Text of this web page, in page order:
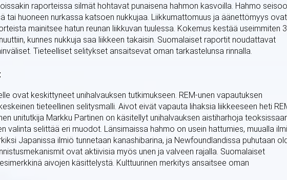
raporteissa silmät hohtavat punaisena hahmon kasvoilla. Hahmo seisoo
tai huoneen nurkassa katsoen nukkujaa. Liikkumattomuus ja äänettömyys ovat
mainitsee hatun reunan liikkuvan tuulessa. Kokemus kestää useimmiten
kunnes nukkuja saa liikkeen takaisin. Suomalaiset raportit noudattavat
Tieteelliset selitykset ansaitsevat oman tarkastelunsa rinnalla.
ovat keskittyneet unihalvauksen tutkimukseen. REM-unen vapautuksen
tieteellinen selitysmalli. Aivot eivät vapauta lihaksia liikkeeseen heti
unitutkija Markku Partinen on käsitellyt unihalvauksen aistiharhoja
valinta selittää eri muodot. Länsimaissa hahmo on usein hattumies, muualla
Japanissa ilmiö tunnetaan kanashibarina, ja Newfoundlandissa puhutaan
ovat aktiivisia myös unen ja valveen rajalla. Suomalaiset
aivojen käsittelystä. Kulttuurinen merkitys ansaitsee oman